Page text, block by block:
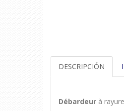
DESCRIPCIÓN
Débardeur à